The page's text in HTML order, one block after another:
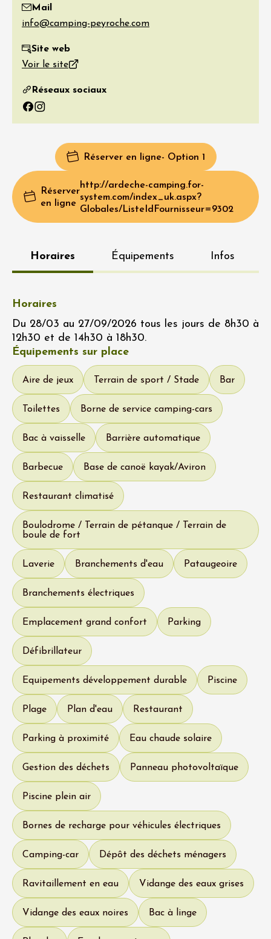
Mail
Site web
Voir le site
Réseaux sociaux
Facebook
Instagram
Réserver en ligne- Option 1
Réserver
en ligne
http://ardeche-camping.for-
system.com/index_uk.aspx?
Globales/ListeIdFournisseur=9302
Horaires Équipements Infos
Horaires
Du 28/03 au 27/09/2026 tous les jours de 8h30 à
12h30 et de 14h30 à 18h30.
Équipements sur place
Aire de jeux Terrain de sport / Stade Bar
Toilettes Borne de service camping-cars
Bac à vaisselle Barrière automatique
Barbecue Base de canoë kayak/Aviron
Restaurant climatisé
Boulodrome / Terrain de pétanque / Terrain de
boule de fort
Laverie Branchements d'eau Pataugeoire
Branchements électriques
Emplacement grand confort Parking
Défibrillateur
Equipements développement durable Piscine
Plage Plan d'eau Restaurant
Parking à proximité Eau chaude solaire
Gestion des déchets Panneau photovoltaïque
Piscine plein air
Bornes de recharge pour véhicules électriques
Camping-car Dépôt des déchets ménagers
Ravitaillement en eau Vidange des eaux grises
Vidange des eaux noires Bac à linge